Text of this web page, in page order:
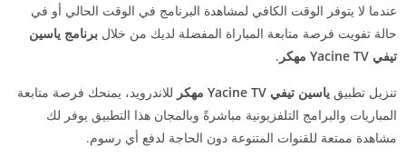
عندما لا يتوفر الوقت الكافي لمشاهدة البرنامج في الوقت الحالي أو في
حالة تفويت فرصة متابعة المباراة المفضلة لديك من خلال برنامج ياسين
تيفي Yacine TV مهكر
.
تنزيل تطبيق ياسين تيفي Yacine TV مهكر
للاندرويد، يمنحك فرصة متابعة
المباريات والبرامج التلفزيونية مباشرةً وبالمجان هذا التطبيق يوفر لك
مشاهدة ممتعة للقنوات المتنوعة دون الحاجة لدفع أي رسوم.